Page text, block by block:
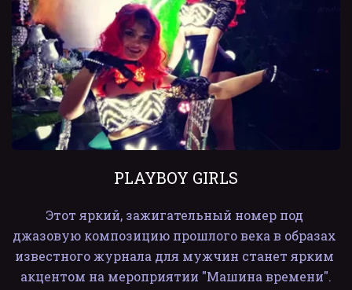
PLAYBOY GIRLS
Этот яркий, зажигательный номер под
джазовую композицию прошлого века в образах
известного журнала для мужчин станет ярким
акцентом на мероприятии "Машина времени".